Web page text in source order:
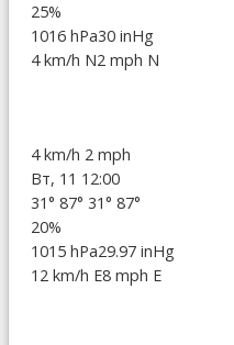
25%
1016 hPa30 inHg
4 km/h N2 mph N
4 km/h 2 mph
Вт, 11 12:00
31° 87° 31° 87°
20%
1015 hPa29.97 inHg
12 km/h E8 mph E